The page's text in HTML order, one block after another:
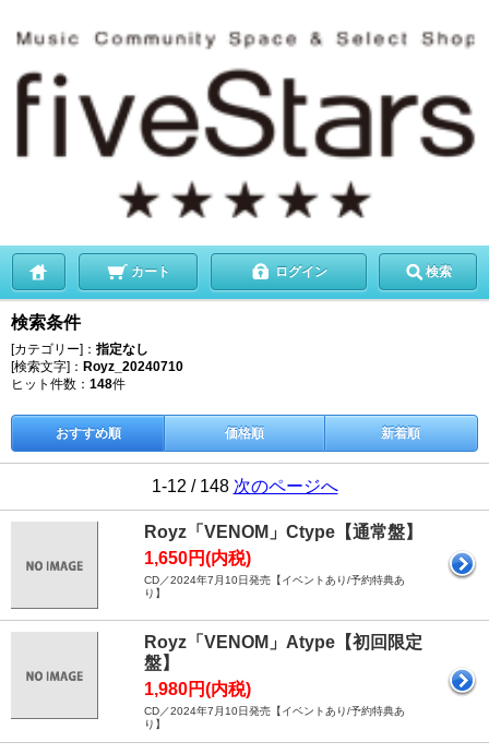
カート ログイン 検索
検索条件
[カテゴリー]： 指定なし
[検索文字]： Royz_20240710
ヒット件数： 148件
おすすめ順 価格順 新着順
1-12 / 148 次のページへ
Royz「VENOM」Ctype【通常盤】
1,650円(内税)
CD／2024年7月10日発売【イベントあり/予約特典あ
り】
Royz「VENOM」Atype【初回限定
盤】
1,980円(内税)
CD／2024年7月10日発売【イベントあり/予約特典あ
り】